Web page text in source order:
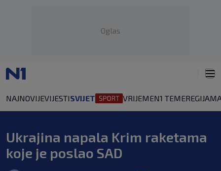
Oglas
NAJNOVIJEVIJESTISVIJET VRIJEMEN1 TEMEREGIJA
Ukrajina napala Krim raketama
koje je poslao SAD